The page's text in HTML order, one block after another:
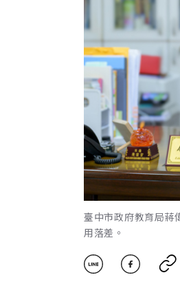
臺中市政府教育局蔣
用落差。